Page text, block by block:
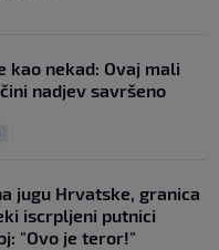
kao nekad: Ovaj mali
nadjev savršeno
jugu Hrvatske, granica
iscrpljeni putnici
"Ovo je teror!"